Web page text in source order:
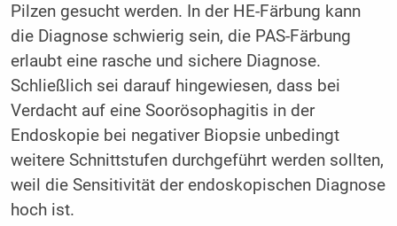
Pilzen gesucht werden. In der HE-Färbung kann
die Diagnose schwierig sein, die PAS-Färbung
erlaubt eine rasche und sichere Diagnose.
Schließlich sei darauf hingewiesen, dass bei
Verdacht auf eine Soorösophagitis in der
Endoskopie bei negativer Biopsie unbedingt
weitere Schnittstufen durchgeführt werden sollten,
weil die Sensitivität der endoskopischen Diagnose
hoch ist.